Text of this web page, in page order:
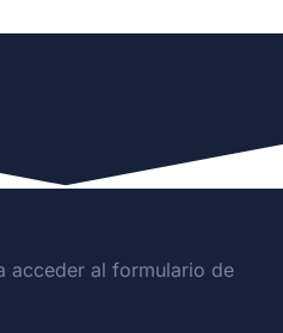
acceder al formulario de